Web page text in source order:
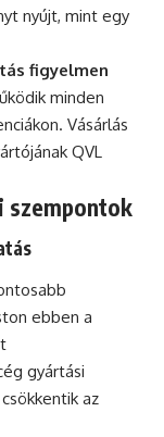
nyújt, mint egy
figyelmen
minden
Vásárlás
QVL
szempontok
ebben a
gyártási
az